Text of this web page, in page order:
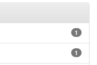
1
1